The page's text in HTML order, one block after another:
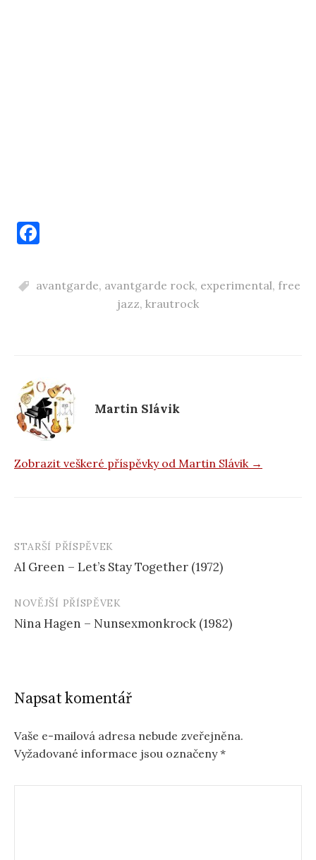
c
k
avantgarde, avantgarde rock, experimental, free
jazz, krautrock
Martin Slávik
Zobrazit veškeré příspěvky od Martin Slávik →
Navigace
příspěvku
STARŠÍ PŘÍSPĚVEK
Al Green – Let’s Stay Together (1972)
NOVĚJŠÍ PŘÍSPĚVEK
Nina Hagen – Nunsexmonkrock (1982)
Napsat komentář
Vaše e-mailová adresa nebude zveřejněna.
Vyžadované informace jsou označeny*